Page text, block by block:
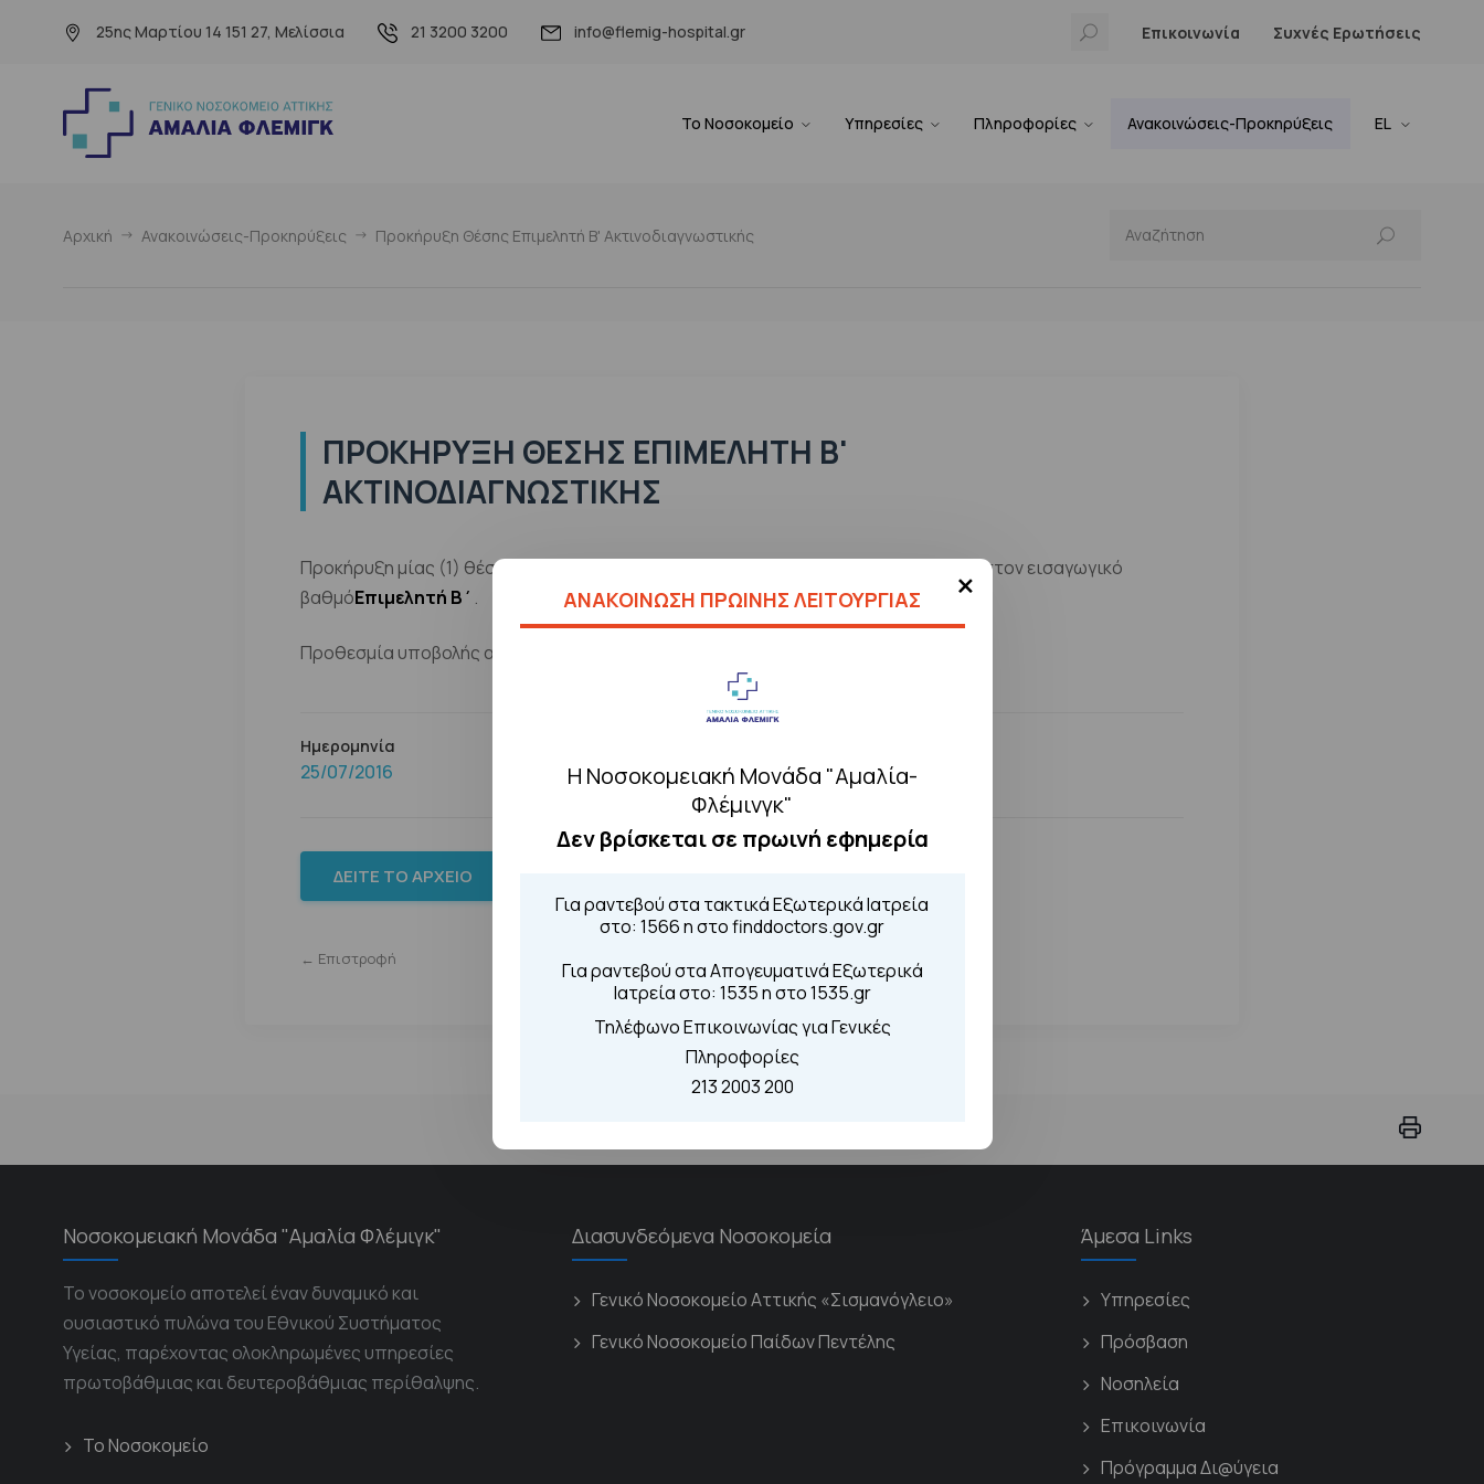
25ης Μαρτίου 14 151 27, Μελίσσια 21 3200 3200 info@flemig-hospital.gr Επικοινωνία Συχνές Ερωτήσεις
Το Νοσοκομείο Υπηρεσίες Πληροφορίες Ανακοινώσεις-Προκηρύξεις EL
×
ΑΝΑΚΟΙΝΩΣΗ ΠΡΩΙΝΗΣ ΛΕΙΤΟΥΡΓΙΑΣ
Η Νοσοκομειακή Μονάδα "Αμαλία-
Φλέμινγκ"
Δεν βρίσκεται σε πρωινή εφημερία
Για ραντεβού στα τακτικά Εξωτερικά Ιατρεία
στο: 1566 η στο finddoctors.gov.gr
Για ραντεβού στα Απογευματινά Εξωτερικά
Ιατρεία στο: 1535 η στο 1535.gr
Τηλέφωνο Επικοινωνίας για Γενικές
Πληροφορίες
213 2003 200
Αρχική Ανακοινώσεις-Προκηρύξεις Προκήρυξη Θέσης Επιμελητή Β' Ακτινοδιαγνωστικής
ΠΡΟΚΉΡΥΞΗ ΘΈΣΗΣ ΕΠΙΜΕΛΗΤΉ Β'
ΑΚΤΙΝΟΔΙΑΓΝΩΣΤΙΚΉΣ
Προκήρυξη μίας (1) θέσης ειδικευμένου ιατρού ειδικότητας
στον εισαγωγικό
βαθμόΕπιμελητή Β΄ .
Προθεσμία υποβολής αιτήσεων: έως και 14/08/2016.
Ημερομηνία
25/07/2016
ΔΕΊΤΕ ΤΟ ΑΡΧΕΊΟ
← Επιστροφή
Νοσοκομειακή Μονάδα "Αμαλία Φλέμιγκ"
Το νοσοκομείο αποτελεί έναν δυναμικό και
ουσιαστικό πυλώνα του Εθνικού Συστήματος
Υγείας, παρέχοντας ολοκληρωμένες υπηρεσίες
πρωτοβάθμιας και δευτεροβάθμιας περίθαλψης.
Το Νοσοκομείο
Διασυνδεόμενα Νοσοκομεία
Γενικό Νοσοκομείο Αττικής «Σισμανόγλειο»
Γενικό Νοσοκομείο Παίδων Πεντέλης
Άμεσα Links
Υπηρεσίες
Πρόσβαση
Νοσηλεία
Επικοινωνία
Πρόγραμμα Δι@ύγεια